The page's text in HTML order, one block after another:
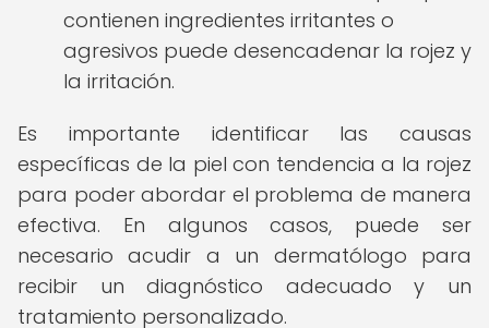
contienen ingredientes irritantes o
agresivos puede desencadenar la rojez y
la irritación.
Es importante identificar las causas
específicas de la piel con tendencia a la rojez
para poder abordar el problema de manera
efectiva. En algunos casos, puede ser
necesario acudir a un dermatólogo para
recibir un diagnóstico adecuado y un
tratamiento personalizado.